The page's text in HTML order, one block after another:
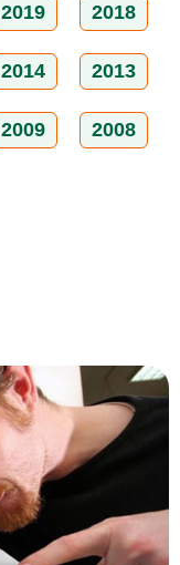
2019 2018
2014 2013
2009 2008